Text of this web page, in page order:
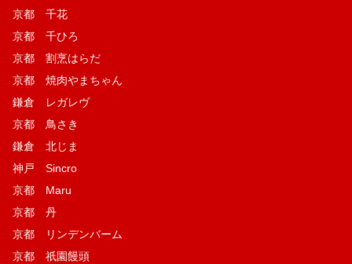
京都 千花
京都 千ひろ
京都 割烹はらだ
京都 焼肉やまちゃん
鎌倉 レガレヴ
京都 鳥さき
鎌倉 北じま
神戸 Sincro
京都 Maru
京都 丹
京都 リンデンバーム
京都 祇園饅頭